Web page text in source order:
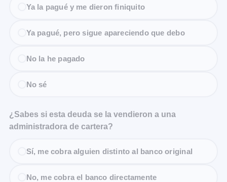
Ya la pagué y me dieron finiquito
Ya pagué, pero sigue apareciendo que debo
No la he pagado
No sé
¿Sabes si esta deuda se la vendieron a una
administradora de cartera?
Sí, me cobra alguien distinto al banco original
No, me cobra el banco directamente